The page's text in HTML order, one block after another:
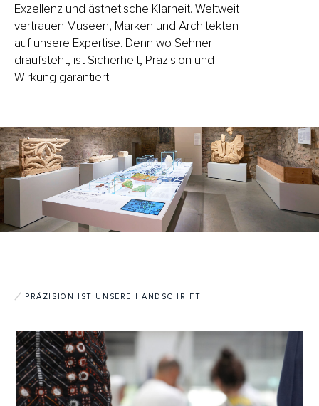
Exzellenz und ästhetische Klarheit. Weltweit
vertrauen Museen, Marken und Architekten
auf unsere Expertise. Denn wo Sehner
draufsteht, ist Sicherheit, Präzision und
Wirkung garantiert.
PRÄZISION IST UNSERE HANDSCHRIFT